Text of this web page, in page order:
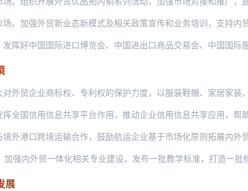
强外贸新业态新模式及相关政策宣传和业务培训，支持内贸企业采用跨境电商
国国际进口博览会、中国进出口商品交易会、中国国际服务贸易交易会等展会
业商标权、专利权的保护力度，以服装鞋帽、家居家装、家用电器等为重点
信用信息共享平台作用，推动企业信用信息共享应用，帮助企业获得更多信贷
跨境运输合作，鼓励航运企业基于市场化原则拓展内外贸货物跨境运输业务
外贸一体化相关专业建设，发布一批教学标准，打造一批核心课程、优质教材和
展